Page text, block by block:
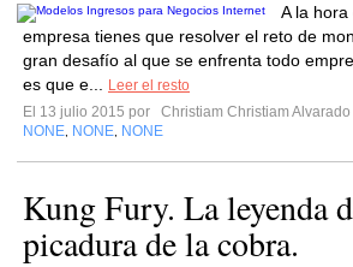
A la
empresa tienes que resolver el reto de
gran desafío al que se enfrenta todo
es que e...
Leer el resto
El 13 julio 2015 por
Christiam Christiam Alvarado
NONE NONE NONE
Kung Fury. La leyenda
picadura de la cobra.